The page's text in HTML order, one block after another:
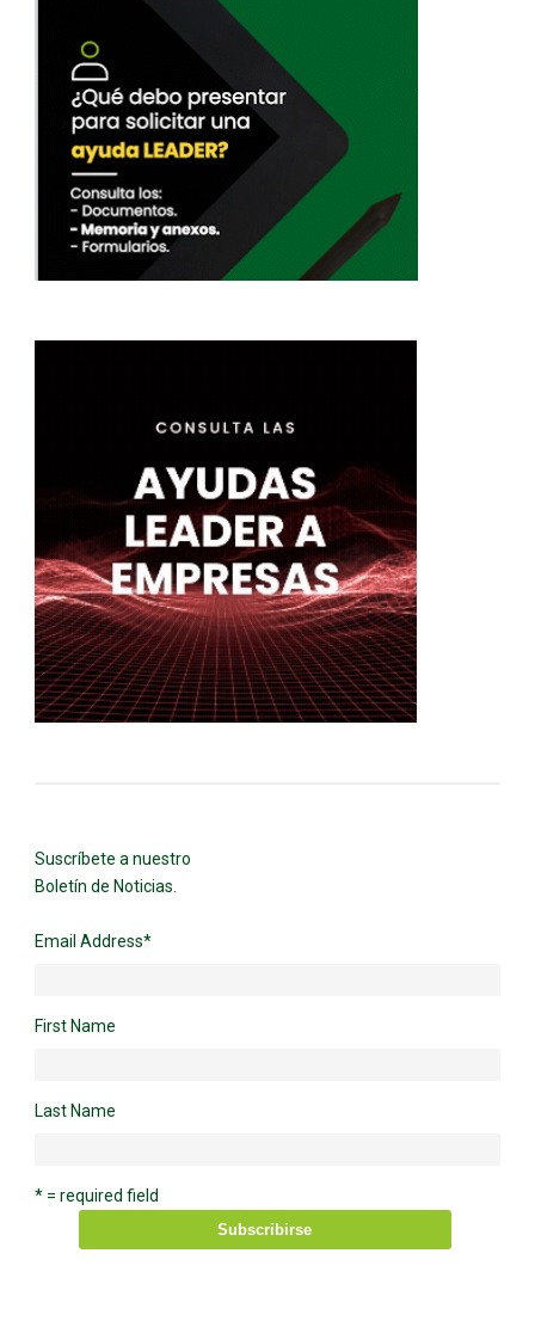
Suscríbete a nuestro
Boletín de Noticias.
Email Address*
First Name
Last Name
* = required field